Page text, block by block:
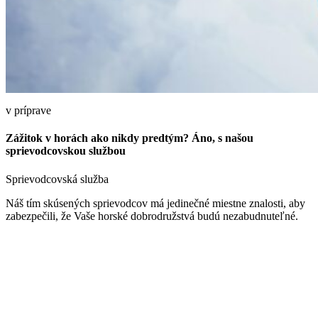
v príprave
Zážitok v horách ako nikdy predtým? Áno, s našou
sprievodcovskou službou
Sprievodcovská služba
Náš tím skúsených sprievodcov má jedinečné miestne znalosti, aby
zabezpečili, že Vaše horské dobrodružstvá budú nezabudnuteľné.